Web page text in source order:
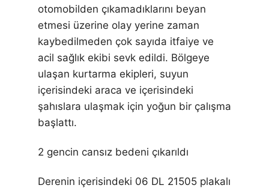
otomobilden çıkamadıklarını beyan
etmesi üzerine olay yerine zaman
kaybedilmeden çok sayıda itfaiye ve
acil sağlık ekibi sevk edildi. Bölgeye
ulaşan kurtarma ekipleri, suyun
içerisindeki araca ve içerisindeki
şahıslara ulaşmak için yoğun bir çalışma
başlattı.
2 gencin cansız bedeni çıkarıldı
Derenin içerisindeki 06 DL 21505 plakalı